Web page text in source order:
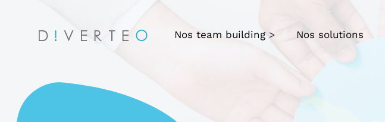
Nos team building Nos solutions